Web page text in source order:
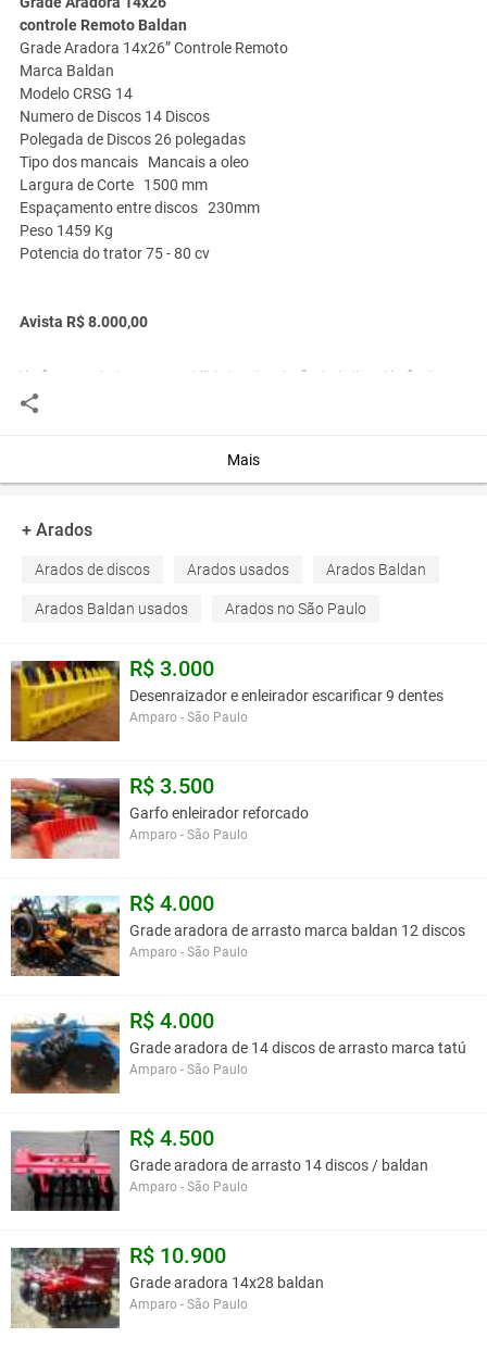
controle Remoto Baldan
Grade Aradora 14x26” Controle Remoto
Marca Baldan
Modelo CRSG 14
Numero de Discos 14 Discos
Polegada de Discos 26 polegadas
Tipo dos mancais Mancais a oleo
Largura de Corte 1500 mm
Espaçamento entre discos 230mm
Peso 1459 Kg
Potencia do trator 75 - 80 cv
Avista R$ 8.000,00
Você assume toda a responsabilidade pela cotação deste item. Você acha que
este anúncio é contra a política de Agroads?
Mais
+ Arados
Arados de discos Arados usados Arados Baldan
Arados Baldan usados Arados no São Paulo
R$ 3.000
Desenraizador e enleirador escarificar 9 dentes
Amparo - São Paulo
R$ 3.500
Garfo enleirador reforcado
Amparo - São Paulo
R$ 4.000
Grade aradora de arrasto marca baldan 12 discos
Amparo - São Paulo
R$ 4.000
Grade aradora de 14 discos de arrasto marca tatú
Amparo - São Paulo
R$ 4.500
Grade aradora de arrasto 14 discos / baldan
Amparo - São Paulo
R$ 10.900
Grade aradora 14x28 baldan
Amparo - São Paulo